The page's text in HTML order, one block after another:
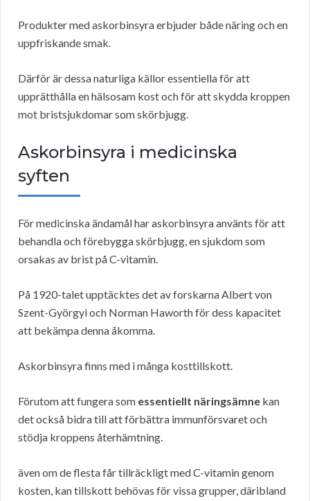
Produkter med askorbinsyra erbjuder både näring och en
uppfriskande smak.
Därför är dessa naturliga källor essentiella för att
upprätthålla en hälsosam kost och för att skydda kroppen
mot bristsjukdomar som skörbjugg.
Askorbinsyra i medicinska
syften
För medicinska ändamål har askorbinsyra använts för att
behandla och förebygga skörbjugg, en sjukdom som
orsakas av brist på C-vitamin.
På 1920-talet upptäcktes det av forskarna Albert von
Szent-Györgyi och Norman Haworth för dess kapacitet
att bekämpa denna åkomma.
Askorbinsyra finns med i många kosttillskott.
Förutom att fungera som essentiellt näringsämne kan
det också bidra till att förbättra immunförsvaret och
stödja kroppens återhämtning.
även om de flesta får tillräckligt med C-vitamin genom
kosten, kan tillskott behövas för vissa grupper, däribland